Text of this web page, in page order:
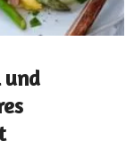
und